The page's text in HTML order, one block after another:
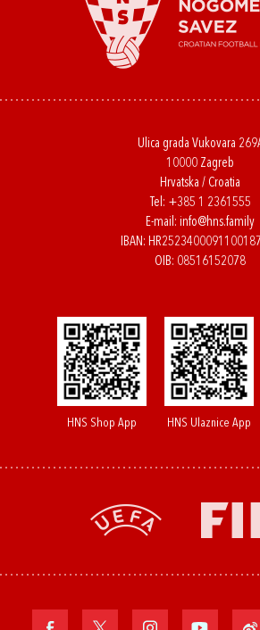
Ulica grada Vukovara
10000 Zagreb
Hrvatska / Croatia
Tel: +385 1 2361555
E-mail: info@hns.family
IBAN:
OIB: 08516152078
HNS Shop App HNS Ulaznice App